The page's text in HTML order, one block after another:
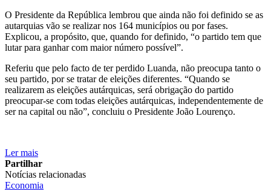
O Presidente da República lembrou que ainda não foi definido se as
autarquias vão se realizar nos 164 municípios ou por fases.
Explicou, a propósito, que, quando for definido, “o partido tem que
lutar para ganhar com maior número possível”.
Referiu que pelo facto de ter perdido Luanda, não preocupa tanto o
seu partido, por se tratar de eleições diferentes. “Quando se
realizarem as eleições autárquicas, será obrigação do partido
preocupar-se com todas eleições autárquicas, independentemente de
ser na capital ou não”, concluiu o Presidente João Lourenço.
Ler mais
Partilhar
Notícias relacionadas
Economia